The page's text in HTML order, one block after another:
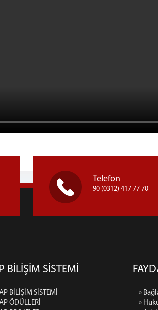
Telefon
90 (0312) 417 77 70
BİLİŞİM SİSTEMİ
BİLİŞİM SİSTEMİ
ÖDÜLLERİ
»
»